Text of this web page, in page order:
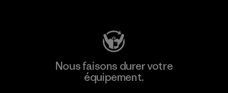
Nous faisons durer votre
équipement.